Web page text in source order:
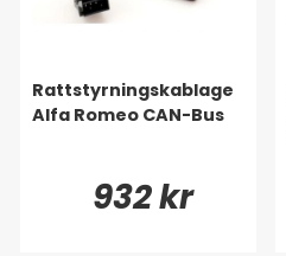
Rattstyrningskablage
Alfa Romeo CAN-Bus
932 kr